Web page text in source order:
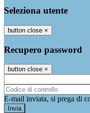
Seleziona utente
button close ×
Recupero password
button close ×
E-mail inviata, si prega di